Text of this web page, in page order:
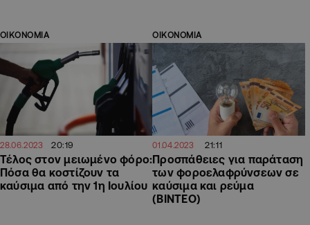
ΟΙΚΟΝΟΜΙΑ
28.06.2023 20:19
Τέλος στον μειωμένο φόρο:
Πόσα θα κοστίζουν τα
καύσιμα από την 1η Ιουλίου
ΟΙΚΟΝΟΜΙΑ
01.04.2023 21:11
Προσπάθειες για παράταση
των φοροελαφρύνσεων σε
καύσιμα και ρεύμα
(ΒΙΝΤΕΟ)